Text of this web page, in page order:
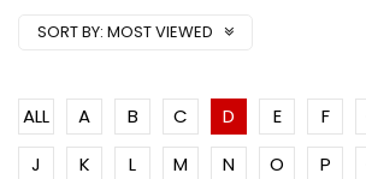
SORT BY: MOST VIEWED
ALL A B C D E F
J
K L M N O P